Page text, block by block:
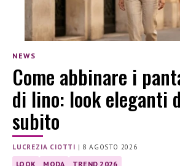
NEWS
Come abbinare i
di lino: look eleganti
subito
LUCREZIA CIOTTI | 8 AGOSTO 2026
LOOK MODA TREND 2026